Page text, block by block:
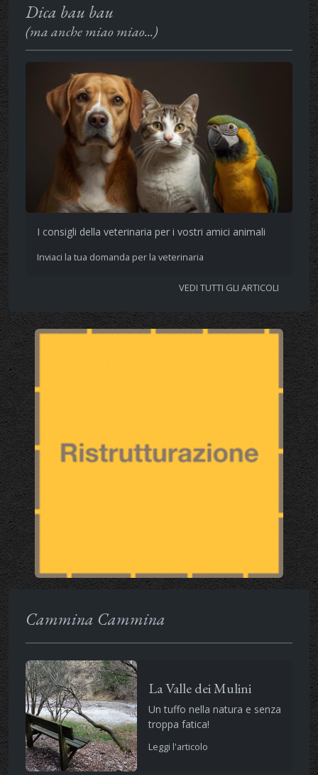
Dica bau bau
(ma anche miao miao...)
I consigli della veterinaria per i vostri amici animali
Inviaci la tua domanda per la veterinaria
VEDI TUTTI GLI ARTICOLI
Cammina Cammina
La Valle dei Mulini
Un tuffo nella natura e senza
troppa fatica!
Leggi l'articolo